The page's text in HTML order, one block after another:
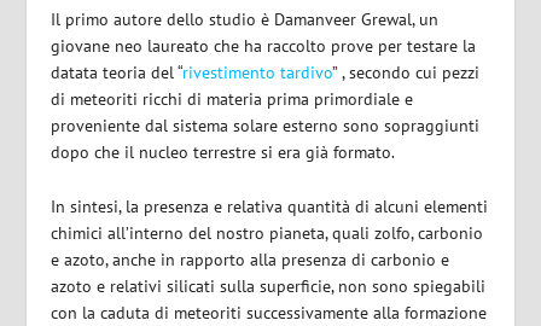
Il primo autore dello studio è Damanveer Grewal, un
giovane neo laureato che ha raccolto prove per testare la
datata teoria del “rivestimento tardivo” , secondo cui pezzi
di meteoriti ricchi di materia prima primordiale e
proveniente dal sistema solare esterno sono sopraggiunti
dopo che il nucleo terrestre si era già formato.
In sintesi, la presenza e relativa quantità di alcuni elementi
chimici all’interno del nostro pianeta, quali zolfo, carbonio
e azoto, anche in rapporto alla presenza di carbonio e
azoto e relativi silicati sulla superficie, non sono spiegabili
con la caduta di meteoriti successivamente alla formazione